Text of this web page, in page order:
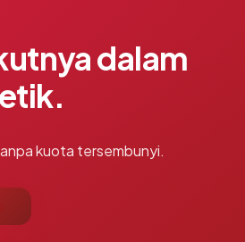
dalam
kuota tersembunyi.